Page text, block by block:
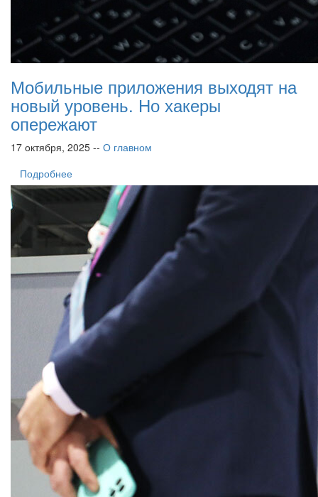
Мобильные приложения выходят на
новый уровень. Но хакеры
опережают
17 октября, 2025 -- О главном
Подробнее